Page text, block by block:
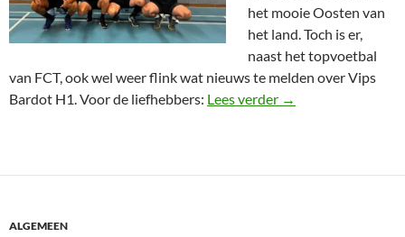
het mooie Oosten van
het land. Toch is er,
naast het topvoetbal
van FCT, ook wel weer flink wat nieuws te melden over Vips
Bardot H1. Voor de liefhebbers: Lees verder De VIPS van Vips
→
ALGEMEEN